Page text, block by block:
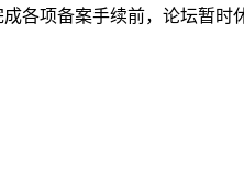
各项备案手续前，论坛暂时